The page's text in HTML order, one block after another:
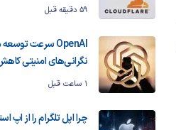
59 دقیقه قبل
نگرانی‌های امنیتی
1 ساعت قبل
چرا اپل تلگرام را از